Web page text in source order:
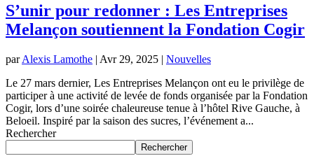
S’unir pour redonner : Les Entreprises
Melançon soutiennent la Fondation Cogir
parAlexis Lamothe | Avr 29, 2025 | Nouvelles
Le 27 mars dernier, Les Entreprises Melançon ont eu le privilège de
participer à une activité de levée de fonds organisée par la Fondation
Cogir, lors d’une soirée chaleureuse tenue à l’hôtel Rive Gauche, à
Beloeil. Inspiré par la saison des sucres, l’événement a...
Rechercher
Rechercher